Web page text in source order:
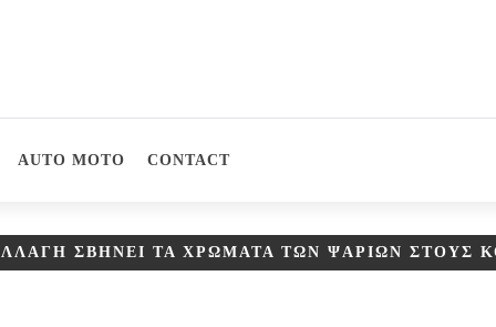
AUTO MOTO CONTACT
ΣΒΉΝΕΙ ΤΑ ΧΡΏΜΑΤΑ ΤΩΝ ΨΑΡΙΏΝ ΣΤΟΥΣ